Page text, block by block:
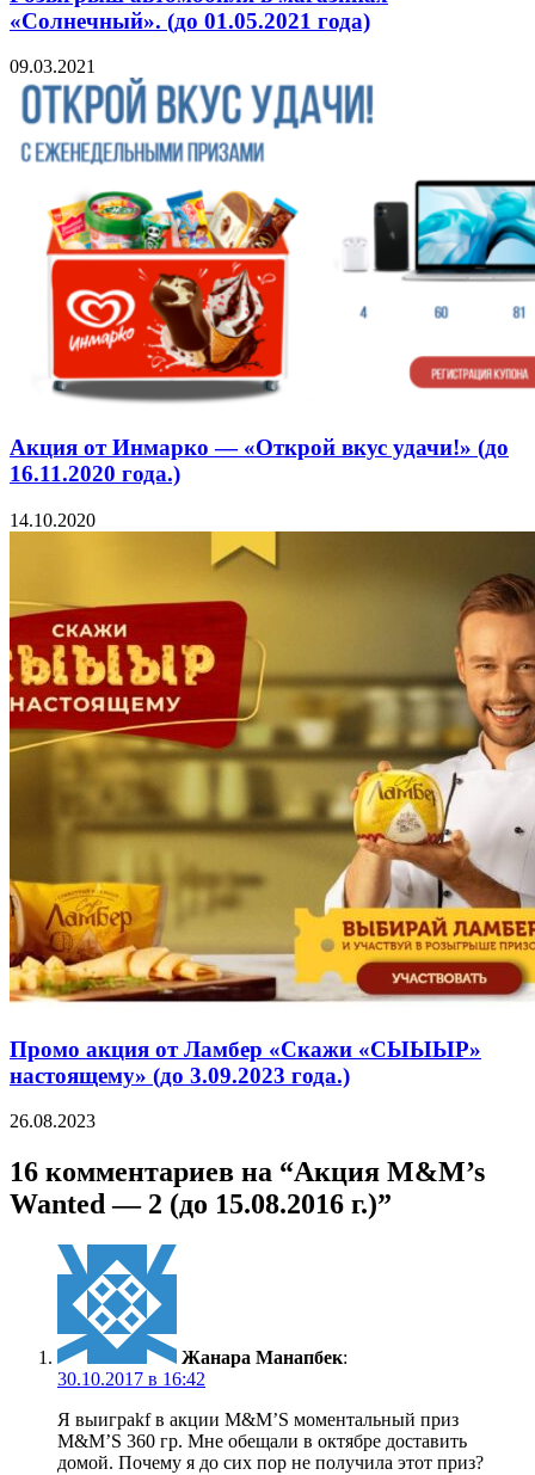
«Солнечный». (до 01.05.2021 года)
09.03.2021
Акция от Инмарко — «Открой вкус удачи!» (до
16.11.2020 года.)
14.10.2020
Промо акция от Ламбер «Скажи «СЫЫЫР»
настоящему» (до 3.09.2023 года.)
26.08.2023
16 комментариев на “Акция M&M’s
Wanted — 2 (до 15.08.2016 г.)”
Жанара Манапбек:
30.10.2017 в 16:42
Я выиграkf в акции M&M’S моментальный приз
M&M’S 360 гр. Мне обещали в октябре доставить
домой. Почему я до сих пор не получила этот приз?